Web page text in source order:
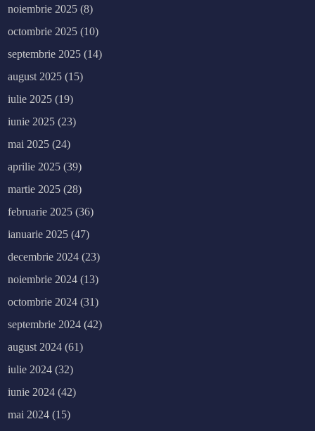
noiembrie 2025 (8)
octombrie 2025 (10)
septembrie 2025 (14)
august 2025 (15)
iulie 2025 (19)
iunie 2025 (23)
mai 2025 (24)
aprilie 2025 (39)
martie 2025 (28)
februarie 2025 (36)
ianuarie 2025 (47)
decembrie 2024 (23)
noiembrie 2024 (13)
octombrie 2024 (31)
septembrie 2024 (42)
august 2024 (61)
iulie 2024 (32)
iunie 2024 (42)
mai 2024 (15)